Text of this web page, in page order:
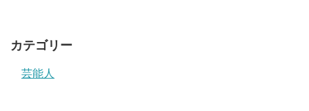
カテゴリー
芸能人